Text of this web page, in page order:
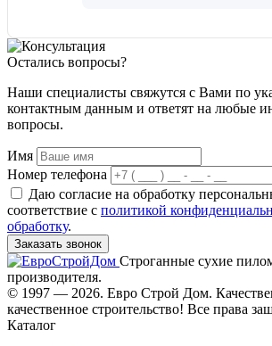
Остались вопросы?
Наши специалисты свяжутся с Вами по
контактным данным и ответят на любые
вопросы.
Имя
Номер телефона
Даю согласие на обработку
соответствие с политикой
обработку.
Заказать звонок
Строганные сухие
производителя.
© 1997 — 2026. Евро Строй Дом.
качественное строительство! Все права
Каталог